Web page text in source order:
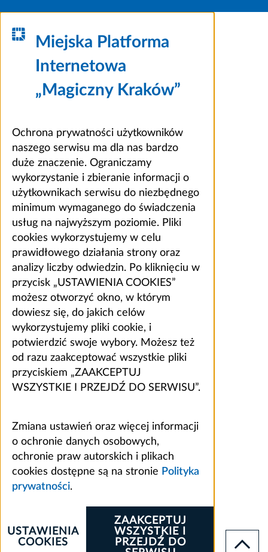
Miejska Platforma
Internetowa
„Magiczny Kraków”
Ochrona prywatności użytkowników
naszego serwisu ma dla nas bardzo
duże znaczenie. Ograniczamy
wykorzystanie i zbieranie informacji o
użytkownikach serwisu do niezbędnego
minimum wymaganego do świadczenia
usług na najwyższym poziomie. Pliki
cookies wykorzystujemy w celu
prawidłowego działania strony oraz
analizy liczby odwiedzin. Po kliknięciu w
przycisk „USTAWIENIA COOKIES”
możesz otworzyć okno, w którym
dowiesz się, do jakich celów
wykorzystujemy pliki cookie, i
potwierdzić swoje wybory. Możesz też
od razu zaakceptować wszystkie pliki
przyciskiem „ZAAKCEPTUJ
WSZYSTKIE I PRZEJDŹ DO SERWISU”.
Zmiana ustawień oraz więcej informacji
o ochronie danych osobowych,
ochronie praw autorskich i plikach
cookies dostępne są na stronie Polityka
prywatności.
ZAAKCEPTUJ
WSZYSTKIE I
PRZEJDŹ DO
USTAWIENIA
COOKIES